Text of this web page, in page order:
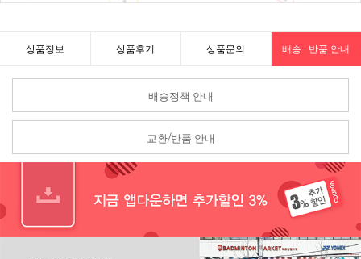
상품정보 상품후기 상품문의 배송 · 반품 안내
배송정책 안내
교환/반품 안내